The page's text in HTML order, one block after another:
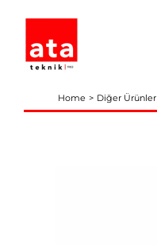
content
Home Diğer Ürünler